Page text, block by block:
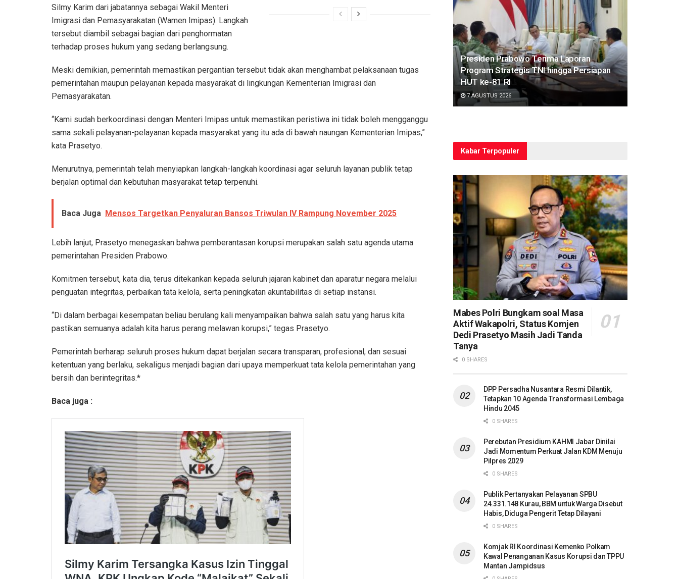
Silmy Karim dari jabatannya sebagai Wakil Menteri
Imigrasi dan Pemasyarakatan (Wamen Imipas). Langkah
tersebut diambil sebagai bagian dari penghormatan
terhadap proses hukum yang sedang berlangsung.
Meski demikian, pemerintah memastikan pergantian tersebut tidak akan menghambat pelaksanaan tugas
pemerintahan maupun pelayanan kepada masyarakat di lingkungan Kementerian Imigrasi dan
Pemasyarakatan.
“Kami sudah berkoordinasi dengan Menteri Imipas untuk memastikan peristiwa ini tidak boleh mengganggu
sama sekali pelayanan-pelayanan kepada masyarakat yang itu ada di bawah naungan Kementerian Imipas,”
kata Prasetyo.
Menurutnya, pemerintah telah menyiapkan langkah-langkah koordinasi agar seluruh layanan publik tetap
berjalan optimal dan kebutuhan masyarakat tetap terpenuhi.
Baca Juga Mensos Targetkan Penyaluran Bansos Triwulan IV Rampung November 2025
Lebih lanjut, Prasetyo menegaskan bahwa pemberantasan korupsi merupakan salah satu agenda utama
pemerintahan Presiden Prabowo.
Komitmen tersebut, kata dia, terus ditekankan kepada seluruh jajaran kabinet dan aparatur negara melalui
penguatan integritas, perbaikan tata kelola, serta peningkatan akuntabilitas di setiap instansi.
“Di dalam berbagai kesempatan beliau berulang kali menyampaikan bahwa salah satu yang harus kita
pastikan semuanya adalah kita harus perang melawan korupsi,” tegas Prasetyo.
Pemerintah berharap seluruh proses hukum dapat berjalan secara transparan, profesional, dan sesuai
ketentuan yang berlaku, sekaligus menjadi bagian dari upaya memperkuat tata kelola pemerintahan yang
bersih dan berintegritas.*
Baca juga :
Presiden Prabowo Terima Laporan
Program Strategis TNI hingga Persiapan
HUT ke-81 RI
7 AGUSTUS 2026
Kabar Terpopuler
Mabes Polri Bungkam soal Masa
Aktif Wakapolri, Status Komjen
Dedi Prasetyo Masih Jadi Tanda
Tanya
0 SHARES
DPP Persadha Nusantara Resmi Dilantik,
Tetapkan 10 Agenda Transformasi Lembaga
Hindu 2045
0 SHARES
Perebutan Presidium KAHMI Jabar Dinilai
Jadi Momentum Perkuat Jalan KDM Menuju
Pilpres 2029
0 SHARES
Publik Pertanyakan Pelayanan SPBU
24.331.148 Kurau, BBM untuk Warga Disebut
Habis, Diduga Pengerit Tetap Dilayani
0 SHARES
Komjak RI Koordinasi Kemenko Polkam
Kawal Penanganan Kasus Korupsi dan TPPU
Mantan Jampidsus